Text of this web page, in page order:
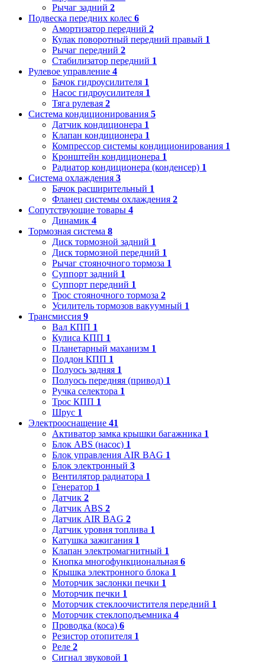
Рычаг задний 2
Подвеска передних колес 6
Амортизатор передний 2
Кулак поворотный передний правый 1
Рычаг передний 2
Стабилизатор передний 1
Рулевое управление 4
Бачок гидроусилителя 1
Насос гидроусилителя 1
Тяга рулевая 2
Система кондиционирования 5
Датчик кондиционера 1
Клапан кондиционера 1
Компрессор системы кондиционирования 1
Кронштейн кондиционера 1
Радиатор кондиционера (конденсер) 1
Система охлаждения 3
Бачок расширительный 1
Фланец системы охлаждения 2
Сопутствующие товары 4
Динамик 4
Тормозная система 8
Диск тормозной задний 1
Диск тормозной передний 1
Рычаг стояночного тормоза 1
Суппорт задний 1
Суппорт передний 1
Трос стояночного тормоза 2
Усилитель тормозов вакуумный 1
Трансмиссия 9
Вал КПП 1
Кулиса КПП 1
Планетарный маханизм 1
Поддон КПП 1
Полуось задняя 1
Полуось передняя (привод) 1
Ручка селектора 1
Трос КПП 1
Шрус 1
Электрооснащение 41
Активатор замка крышки багажника 1
Блок ABS (насос) 1
Блок управления AIR BAG 1
Блок электронный 3
Вентилятор радиатора 1
Генератор 1
Датчик 2
Датчик ABS 2
Датчик AIR BAG 2
Датчик уровня топлива 1
Катушка зажигания 1
Клапан электромагнитный 1
Кнопка многофункциональная 6
Крышка электронного блока 1
Моторчик заслонки печки 1
Моторчик печки 1
Моторчик стеклоочистителя передний 1
Моторчик стеклоподъемника 4
Проводка (коса) 6
Резистор отопителя 1
Реле 2
Сигнал звуковой 1